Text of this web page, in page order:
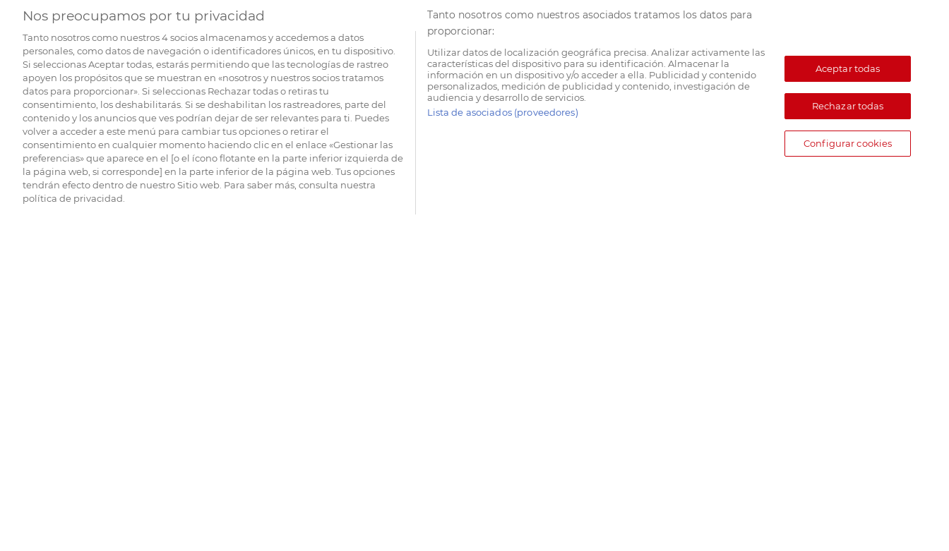
Nos preocupamos por tu privacidad
Tanto nosotros como nuestros4socios almacenamos y accedemos a datos
personales, como datos de navegación o identificadores únicos, en tu dispositivo.
Si seleccionas Aceptar todas, estarás permitiendo que las tecnologías de rastreo
apoyen los propósitos que se muestran en «nosotros y nuestros socios tratamos
datos para proporcionar». Si seleccionas Rechazar todas o retiras tu
consentimiento, los deshabilitarás. Si se deshabilitan los rastreadores, parte del
contenido y los anuncios que ves podrían dejar de ser relevantes para ti. Puedes
volver a acceder a este menú para cambiar tus opciones o retirar el
consentimiento en cualquier momento haciendo clic en el enlace «Gestionar las
preferencias» que aparece en el [o el ícono flotante en la parte inferior izquierda de
la página web, si corresponde] en la parte inferior de la página web. Tus opciones
tendrán efecto dentro de nuestro Sitio web. Para saber más, consulta nuestra
política de privacidad.
Tanto nosotros como nuestros asociados tratamos los datos para
proporcionar:
Utilizar datos de localización geográfica precisa. Analizar activamente las
características del dispositivo para su identificación. Almacenar la
información en un dispositivo y/o acceder a ella. Publicidad y contenido
personalizados, medición de publicidad y contenido, investigación de
audiencia y desarrollo de servicios.
Lista de asociados (proveedores)
Aceptar todas
Rechazar todas
Configurar cookies